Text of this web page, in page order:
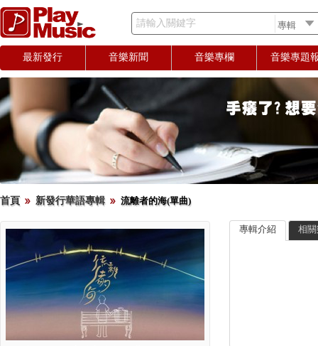
請輸入關鍵字
最新發行 音樂新聞 音樂專欄 音樂專題
首頁 新發行華語專輯 流離者的海(單曲)
專輯介紹 相